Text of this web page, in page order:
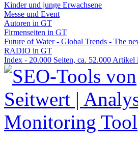
Kinder und junge Erwachsene
Messe und Event
Autoren in GT
Firmenseiten in GT
Future of Water - Global Trends - The
RADIO in GT
Index - 20.000 Seiten, ca. 52.000